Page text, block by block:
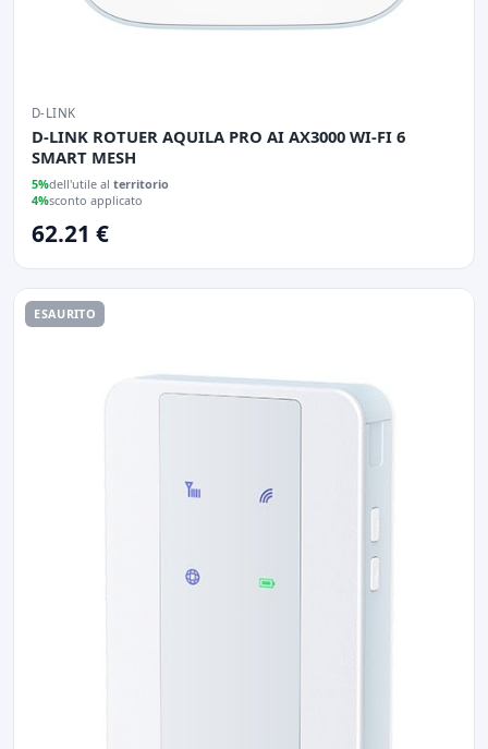
D-LINK
D-LINK ROTUER AQUILA PRO AI AX3000 WI-FI 6
SMART MESH
5%dell'utile al territorio
4%sconto applicato
62.21 €
ESAURITO